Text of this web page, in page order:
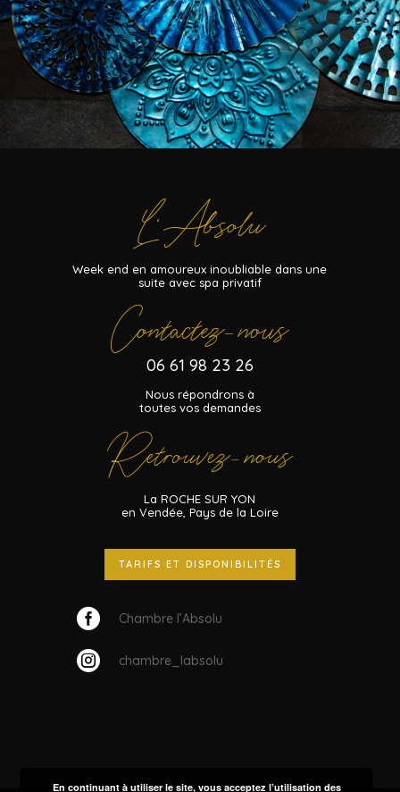
L‘Absolu
Week end en amoureux inoubliable dans une
suite avec spa privatif
Contactez–nous
06 61 98 23 26
Nous répondrons à
toutes vos demandes
Retrouvez–nous
La ROCHE SUR YON
en Vendée, Pays de la Loire
TARIFS ET DISPONIBILITÉS
 Chambre l’Absolu
 chambre_labsolu
En continuant à utiliser le site, vous acceptez l’utilisation des